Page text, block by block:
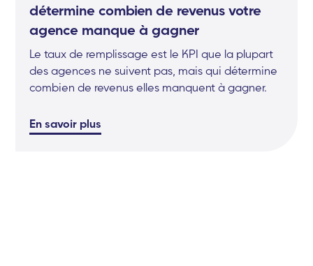
détermine combien de revenus votre
agence manque à gagner
Le taux de remplissage est le KPI que la plupart
des agences ne suivent pas, mais qui détermine
combien de revenus elles manquent à gagner.
En savoir plus